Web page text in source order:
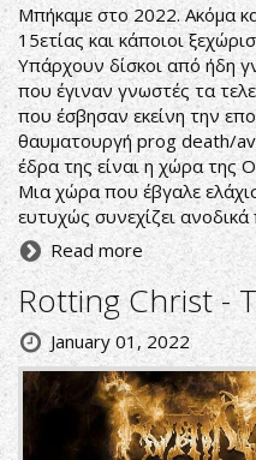
Μπήκαμε στο 2022. Ακόμα
15ετίας και κάποιοι
Υπάρχουν δίσκοι από ήδη
που έγιναν γνωστές τα
που έσβησαν εκείνη την
θαυματουργή prog death/
έδρα της είναι η χώρα της
Μια χώρα που έβγαλε
ευτυχώς συνεχίζει ανοδικά
Read more
Rotting Christ -
January 01, 2022